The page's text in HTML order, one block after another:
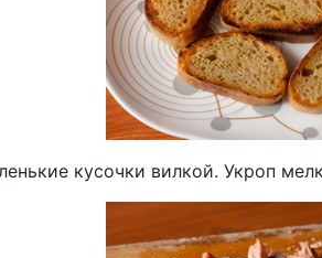
кусочки вилкой. Укроп